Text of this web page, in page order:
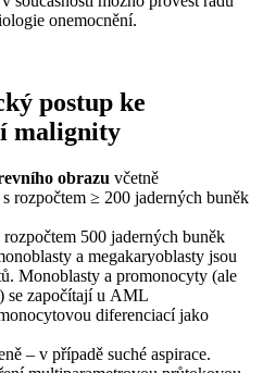
onemocnění.
postup ke
malignity
obrazu včetně
rozpočtem ≥ 200 jaderných buněk
rozpočtem 500 jaderných buněk
a megakaryoblasty jsou
Monoblasty a promonocyty (ale
se započítají u AML
diferenciací jako
–⁠ v případě suché aspirace.